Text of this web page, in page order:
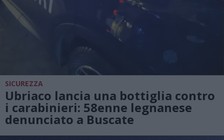
SICUREZZA
Ubriaco lancia una bottiglia contro
i carabinieri: 58enne legnanese
denunciato a Buscate